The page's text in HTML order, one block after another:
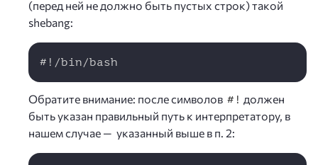
(перед ней не должно быть пустых строк) такой
shebang:
#!/bin/bash
Обратите внимание: после символов #! должен
быть указан правильный путь к интерпретатору, в
нашем случае — указанный выше в п. 2: